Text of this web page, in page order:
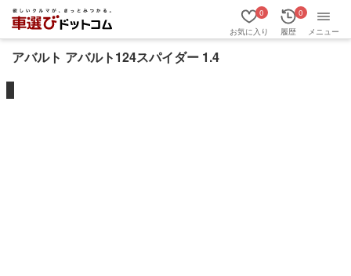
お気に入り
0
履歴
0
メニュー
アバルト アバルト124スパイダー 1.4